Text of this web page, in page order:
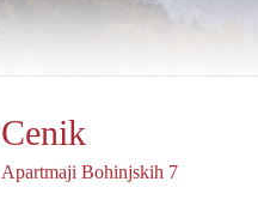
Cenik
Apartmaji Bohinjskih 7